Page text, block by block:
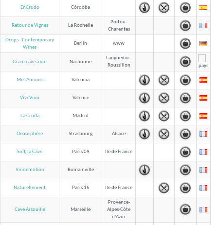
EnCrudo Córdoba
Retour de Vignes La Rochelle
Poitou-
Charentes
Drops - Contemporary
Wines
Berlin www
Grain cave à vin Narbonne
Languedoc-
Roussillon
Mes Amours Valencia
ViveVino Valence
La Cruda Madrid
Oenosphére Strasbourg Alsace
Soif, la Cave Paris 09 Ile de France
Vinoemotion Romainville
Naturellement Paris 15 Ile de France
Cave Arsouille Marseille
Provence-
Alpes-Côte
d'Azur